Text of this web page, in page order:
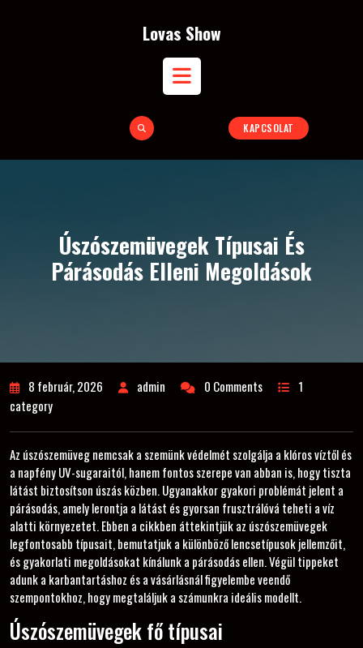
Lovas Show
Open
ButtonKAPCSOLAT
Úszószemüvegek Típusai És
Párásodás Elleni Megoldások
8 február, 2026 admin 0 Comments
1
category
Az úszószemüveg nemcsak a szemünk védelmét szolgálja a klóros víztől és
a napfény UV-sugaraitól, hanem fontos szerepe van abban is, hogy tiszta
látást biztosítson úszás közben. Ugyanakkor gyakori problémát jelent a
párásodás, amely lerontja a látást és gyorsan frusztrálóvá teheti a víz
alatti környezetet. Ebben a cikkben áttekintjük az úszószemüvegek
legfontosabb típusait, bemutatjuk a különböző lencsetípusok jellemzőit,
és gyakorlati megoldásokat kínálunk a párásodás ellen. Végül tippeket
adunk a karbantartáshoz és a vásárlásnál figyelembe veendő
szempontokhoz, hogy megtaláljuk a számunkra ideális modellt.
Úszószemüvegek fő típusai